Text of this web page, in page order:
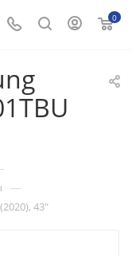
0
—
43"